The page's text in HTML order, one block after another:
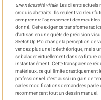
une nécessité vitale. Les clients actuels
croquis abstraits. Ils veulent voir leur
comprendre l’agencement des
donné. Cette exigence transforme
d’artisan en une quête de précision
SketchUp Pro change la perception de
vendez plus une idée théorique, mais
se balader virtuellement dans sa future
instantanément. Cette transparence
matériaux, ce qui limite drastiquement
professionnel, c’est aussi un gain de
car les modifications demandées par le
recommençant tout un dessin manuel.